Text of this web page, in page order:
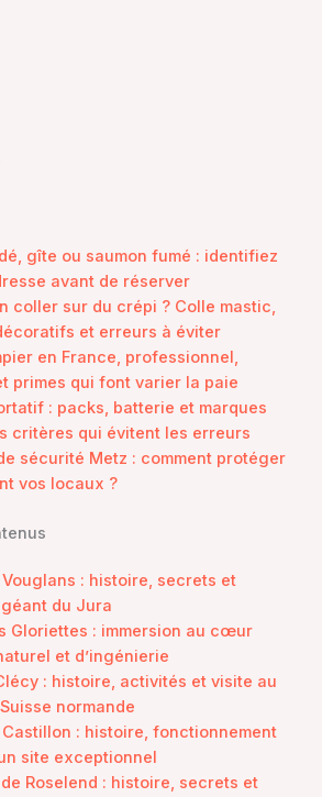
gîte ou saumon fumé : identifiez
avant de réserver
coller sur du crépi ? Colle mastic,
et erreurs à éviter
en France, professionnel,
primes qui font varier la paie
: packs, batterie et marques
critères qui évitent les erreurs
sécurité Metz : comment protéger
vos locaux ?
: histoire, secrets et
géant du Jura
Gloriettes : immersion au cœur
et d’ingénierie
: histoire, activités et visite au
normande
: histoire, fonctionnement
site exceptionnel
Roselend : histoire, secrets et